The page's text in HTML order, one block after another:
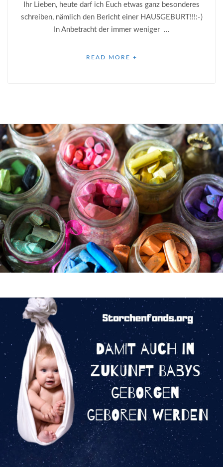
Ihr Lieben, heute darf ich Euch etwas ganz besonderes
schreiben, nämlich den Bericht einer HAUSGEBURT!!!:-)
In Anbetracht der immer weniger ...
READ MORE +